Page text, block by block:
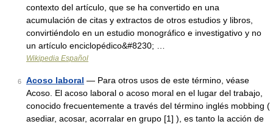
contexto del artículo, que se ha convertido en una
acumulación de citas y extractos de otros estudios y libros,
convirtiéndolo en un estudio monográfico e investigativo y no
un artículo enciclopédico&#8230; …
Wikipedia Español
6 Acoso laboral — Para otros usos de este término, véase
Acoso. El acoso laboral o acoso moral en el lugar del trabajo,
conocido frecuentemente a través del término inglés mobbing (
asediar, acosar, acorralar en grupo [1] ), es tanto la acción de